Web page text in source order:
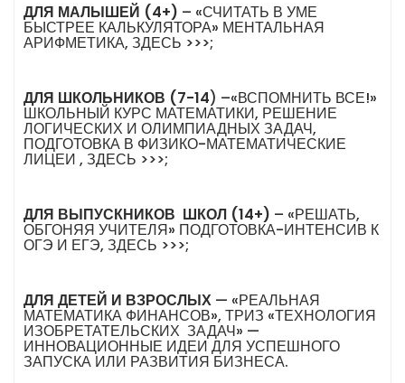
ДЛЯ МАЛЫШЕЙ (4+) – «СЧИТАТЬ В УМЕ
БЫСТРЕЕ КАЛЬКУЛЯТОРА» МЕНТАЛЬНАЯ
АРИФМЕТИКА, ЗДЕСЬ >>>;
ДЛЯ ШКОЛЬНИКОВ (7-14) –«ВСПОМНИТЬ ВСЕ!»
ШКОЛЬНЫЙ КУРС МАТЕМАТИКИ, РЕШЕНИЕ
ЛОГИЧЕСКИХ И ОЛИМПИАДНЫХ ЗАДАЧ,
ПОДГОТОВКА В ФИЗИКО-МАТЕМАТИЧЕСКИЕ
ЛИЦЕИ , ЗДЕСЬ >>>;
ДЛЯ ВЫПУСКНИКОВ ШКОЛ (14+) – «РЕШАТЬ,
ОБГОНЯЯ УЧИТЕЛЯ» ПОДГОТОВКА-ИНТЕНСИВ К
ОГЭ И ЕГЭ, ЗДЕСЬ >>>;
ДЛЯ ДЕТЕЙ И ВЗРОСЛЫХ — «РЕАЛЬНАЯ
МАТЕМАТИКА ФИНАНСОВ», ТРИЗ «ТЕХНОЛОГИЯ
ИЗОБРЕТАТЕЛЬСКИХ ЗАДАЧ» —
ИННОВАЦИОННЫЕ ИДЕИ ДЛЯ УСПЕШНОГО
ЗАПУСКА ИЛИ РАЗВИТИЯ БИЗНЕСА.